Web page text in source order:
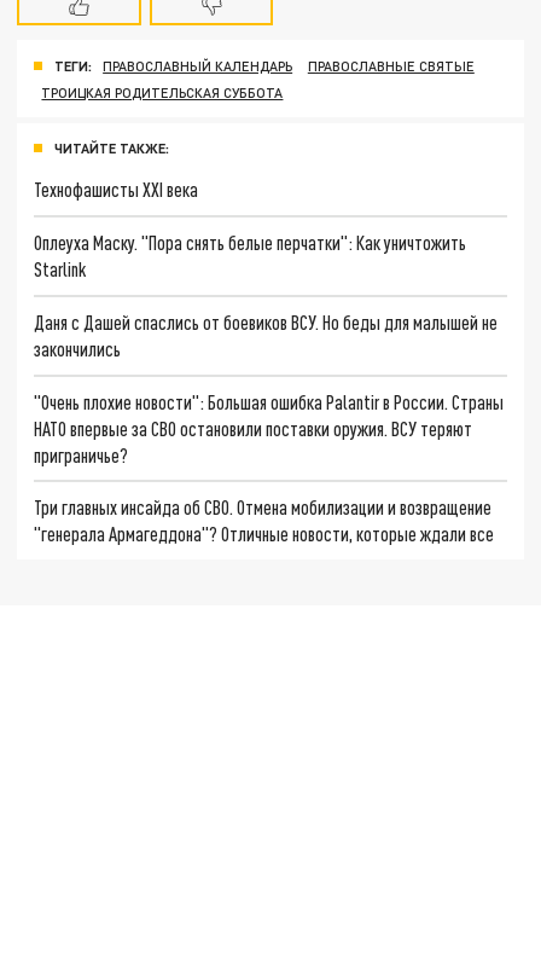
ТЕГИ: ПРАВОСЛАВНЫЙ КАЛЕНДАРЬ
ПРАВОСЛАВНЫЕ СВЯТЫЕ
ТРОИЦКАЯ РОДИТЕЛЬСКАЯ СУББОТА
ЧИТАЙТЕ ТАКЖЕ:
Технофашисты XXI века
Оплеуха Маску. "Пора снять белые перчатки": Как уничтожить
Starlink
Даня с Дашей спаслись от боевиков ВСУ. Но беды для малышей не
закончились
"Очень плохие новости": Большая ошибка Palantir в России. Страны
НАТО впервые за СВО остановили поставки оружия. ВСУ теряют
приграничье?
Три главных инсайда об СВО. Отмена мобилизации и возвращение
"генерала Армагеддона"? Отличные новости, которые ждали все